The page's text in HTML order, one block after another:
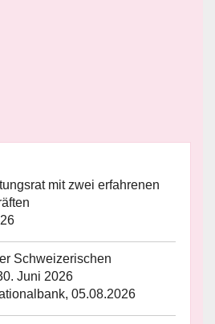
mit zwei erfahrenen
Schweizerischen
Juni 2026
05.08.2026